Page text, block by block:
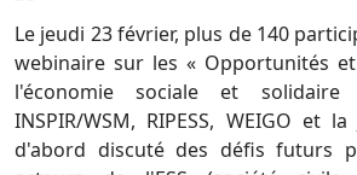
Le jeudi 23 février, plus de 140
webinaire sur les « Opportunités
l'économie sociale et
INSPIR/WSM, RIPESS, WEIGO et
d'abord discuté des défis futurs